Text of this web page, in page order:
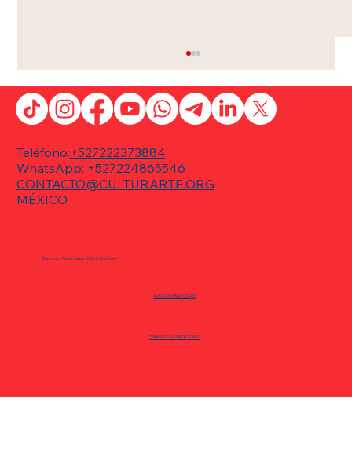
azules, protagonistas DE LA OBRA DE
Teléfono:+527222373884
WhatsApp: +527224865546
CONTACTO@CULTURARTE.ORG
MÉXICO
Derechos Reservados 2026 CulturArte ®
TÉRMINOS Y CONDICIONES
AVISO DE PRIVACIDAD